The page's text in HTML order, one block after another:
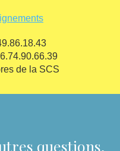
de la SCS
questions,